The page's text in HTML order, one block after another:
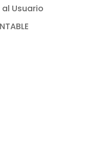
Usuario